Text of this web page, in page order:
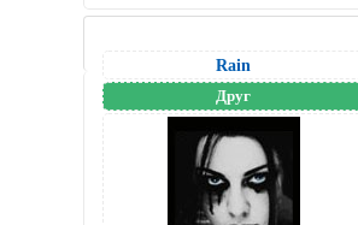
Rain
Друг